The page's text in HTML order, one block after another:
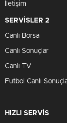
İletişim
SERVİSLER 2
Canlı Borsa
Canlı Sonuçlar
Canlı TV
Futbol Canlı
HIZLI SERVİS